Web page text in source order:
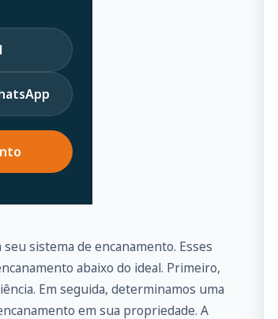
sistema de encanamento. Esses
abaixo do ideal. Primeiro,
Em seguida, determinamos uma
em sua propriedade. A